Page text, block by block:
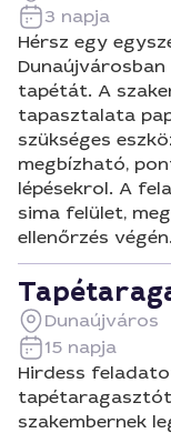
3 napja
Hérsz egy
tapétát. A
tapasztalata
szükséges
megbízható,
lépésekrol. A
sima felület,
ellenőrzés végén.
Dunaújváros
15 napja
Hirdess
szakembernek